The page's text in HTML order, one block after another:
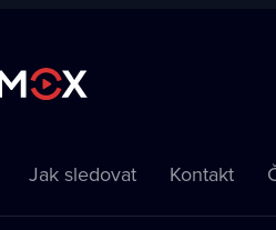
Jak sledovat Kontakt